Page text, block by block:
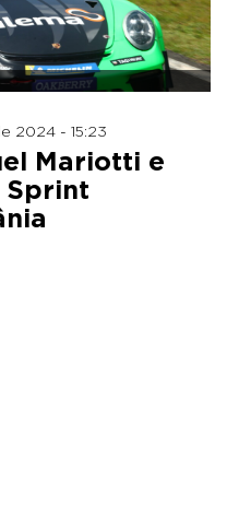
2024 - 15:23
Mariotti e
Sprint